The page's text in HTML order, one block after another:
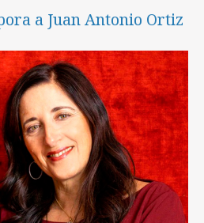
a Juan Antonio Ortiz